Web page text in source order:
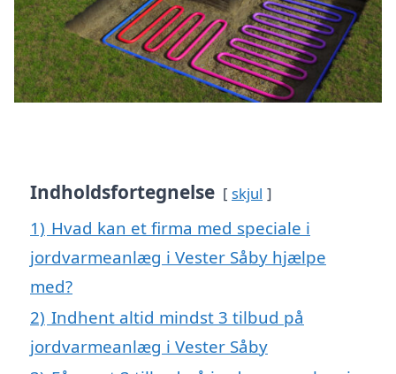
Indholdsfortegnelse skjul
1) Hvad kan et firma med speciale i
jordvarmeanlæg i Vester Såby hjælpe
med?
2) Indhent altid mindst 3 tilbud på
jordvarmeanlæg i Vester Såby